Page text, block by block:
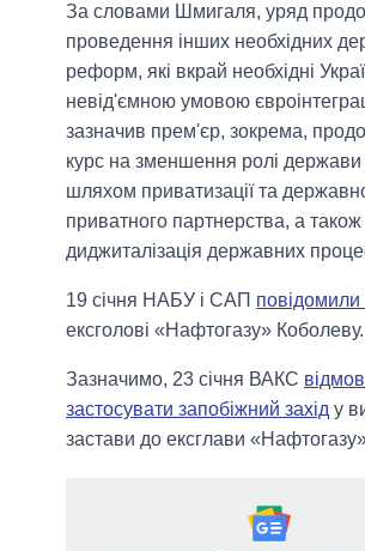
За словами Шмигаля, уряд
проведення інших необхідних
реформ, які вкрай необхідні
невід'ємною умовою
зазначив прем'єр, зокрема,
курс на зменшення ролі держави
шляхом приватизації та
приватного партнерства, а також
диджиталізація державних
19 січня НАБУ і САП повідомили
ексголові «Нафтогазу» Коболеву.
Зазначимо, 23 січня ВАКС
застосувати запобіжний захід у
застави до ексглави